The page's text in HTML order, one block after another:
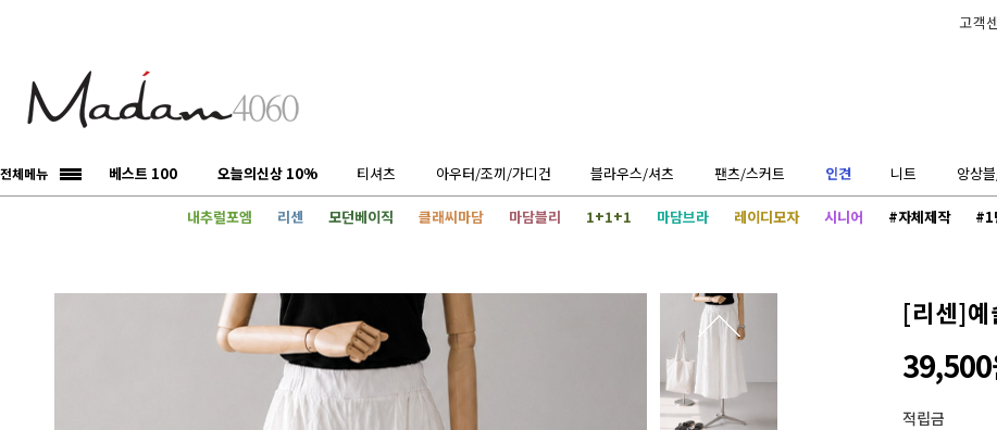
고객
전체메뉴 베스트 100 오늘의신상 10% 티셔츠 아우터/조끼/가디건 블라우스/셔츠 팬츠/스커트 인견 니트 앙상
내추럴포엠 리센 모던베이직 클래씨마담 마담블리 1+1+1 마담브라 레이디모자 시니어 #자체제작 #1
[리센]
39,500
적립금